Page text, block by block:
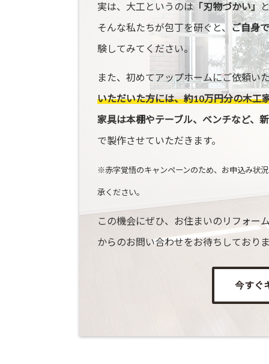
実は、大工というのは「刃物づかい」
そんな私たちが包丁を研ぐと、
ご自身
験してみてください。
また、初めてアップホームにご依頼い
いただいた方には、約10万円分の木工
家具は本棚やテーブル、ベンチなど、
で製作させていただきます。
※赤字覚悟のキャンペーンのため、お申込み状
承ください。
この機会にぜひ、お住まいのリフォー
からのお問い合わせをお待ちしており
今すぐ